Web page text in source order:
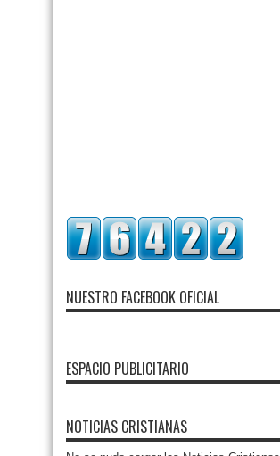
NUESTRO FACEBOOK OFICIAL
ESPACIO PUBLICITARIO
NOTICIAS CRISTIANAS